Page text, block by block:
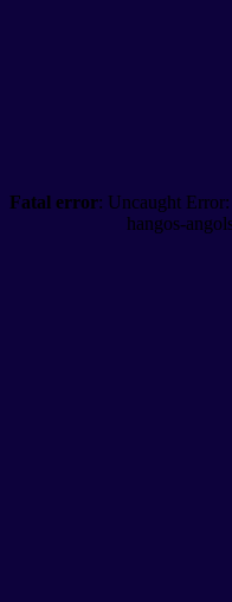
Fatal error: Uncaught
hangos-